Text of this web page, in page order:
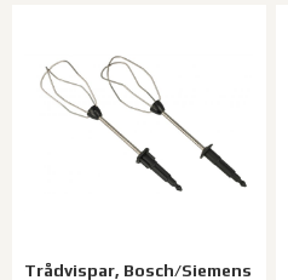
Trådvispar, Bosch/Siemens